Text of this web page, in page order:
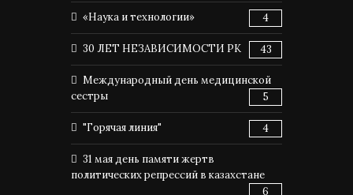
«Наука и технологии» 4
30 ЛЕТ НЕЗАВИСИМОСТИ РК 43
Международный день медицинской
сестры
5
"Горячая линия" 4
31 мая день памяти жертв
политических репрессий в казахстане
6